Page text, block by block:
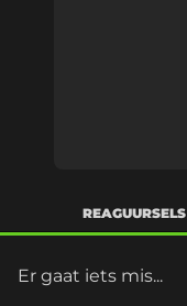
REAGUURSELS
Er gaat iets mis...